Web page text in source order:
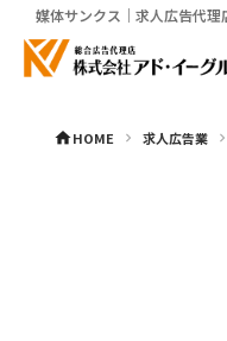
homeHOME keyboard_arrow_right 求人広告業 keyboard_arrow_right
媒体サンクス｜求人広告代理